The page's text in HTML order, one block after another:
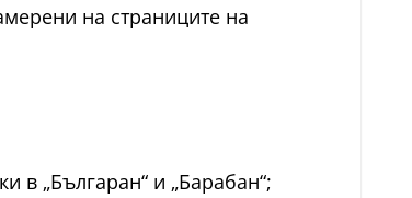
на страниците на
в „Българан“ и „Барабан“;